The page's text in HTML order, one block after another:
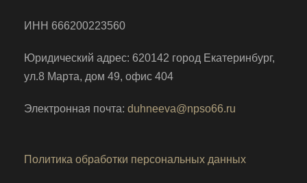
ИНН 666200223560
Юридический адрес: 620142 город Екатеринбург,
ул.8 Марта, дом 49, офис 404
Электронная почта: duhneeva@npso66.ru
Политика обработки персональных данных